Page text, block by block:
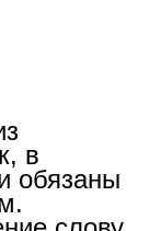
в
обязаны